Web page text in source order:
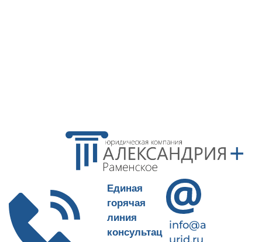
Единая
горячая
линия
консультац
info@a